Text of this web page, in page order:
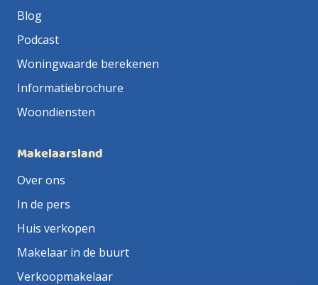
Blog
Podcast
Woningwaarde berekenen
Informatiebrochure
Woondiensten
Makelaarsland
Over ons
In de pers
Huis verkopen
Makelaar in de buurt
Verkoopmakelaar